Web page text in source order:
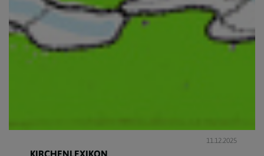
11.12.2025
KIRCHENLEXIKON